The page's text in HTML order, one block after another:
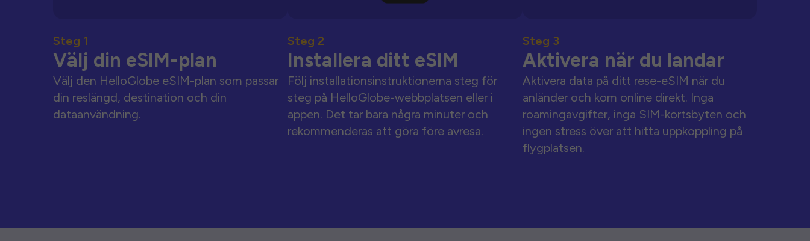
Steg 1
Välj din eSIM-plan
Välj den HelloGlobe eSIM-plan som passar
din reslängd, destination och din
dataanvändning.
Steg 2
Installera ditt eSIM
Följ installationsinstruktionerna steg för
steg på HelloGlobe-webbplatsen eller i
appen. Det tar bara några minuter och
rekommenderas att göra före avresa.
Steg 3
Aktivera när du landar
Aktivera data på ditt rese-eSIM när du
anländer och kom online direkt. Inga
roamingavgifter, inga SIM-kortsbyten och
ingen stress över att hitta uppkoppling på
flygplatsen.